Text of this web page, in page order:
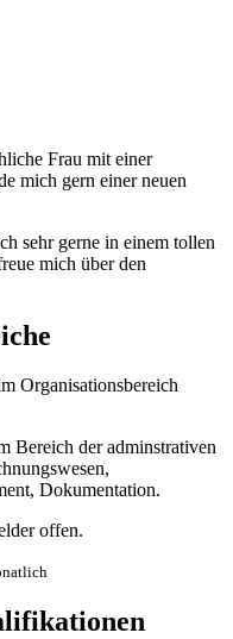
Frau mit einer
mich gern einer neuen
sehr gerne in einem tollen
mich über den
Organisationsbereich
Bereich der adminstrativen
Dokumentation.
offen.